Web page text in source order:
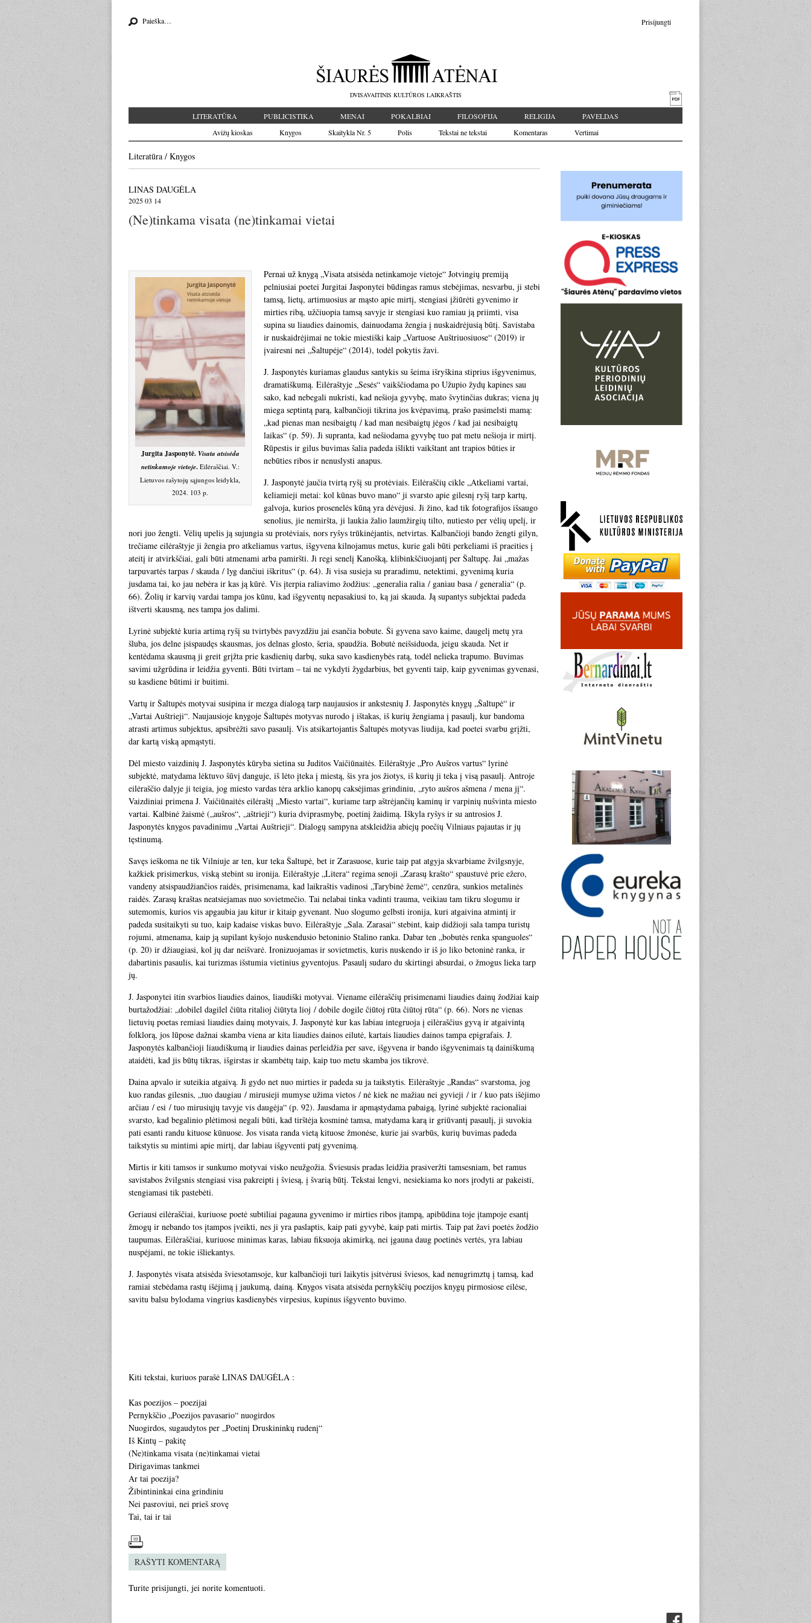
Prisijungti
Search for:
DVISAVAITINIS KULTŪROS LAIKRAŠTIS
LITERATŪRA PUBLICISTIKA MENAI POKALBIAI FILOSOFIJA RELIGIJA
PAVELDAS
Avižų kioskas
Knygos Skaitykla Nr. 5 Polis Tekstai ne tekstai Komentaras Vertimai
Literatūra / Knygos
LINAS DAUGĖLA
2025 03 14
(Ne)tinkama visata (ne)tinkamai vietai
Jurgita Jasponytė.Visata atsisėda
netinkamoje vietoje.Eilėraščiai. V.:
Lietuvos rašytojų sąjungos leidykla,
2024. 103 p.
Pernai už knygą „Visata atsisėda netinkamoje vietoje“ Jotvingių premiją
pelniusiai poetei Jurgitai Jasponytei būdingas ramus stebėjimas, nesvarbu, ji stebi
tamsą, lietų, artimuosius ar mąsto apie mirtį, stengiasi įžiūrėti gyvenimo ir
mirties ribą, užčiuopia tamsą savyje ir stengiasi kuo ramiau ją priimti, visa
supina su liaudies dainomis, dainuodama žengia į nuskaidrėjusią būtį. Savistaba
ir nuskaidrėjimai ne tokie miestiški kaip „Vartuose Auštriuosiuose“ (2019) ir
įvairesni nei „Šaltupėje“ (2014), todėl pokytis žavi.
J. Jasponytės kuriamas glaudus santykis su šeima išryškina stiprius išgyvenimus,
dramatiškumą. Eilėraštyje „Sesės“ vaikščiodama po Užupio žydų kapines sau
sako, kad nebegali nukristi, kad nešioja gyvybę, mato švytinčias dukras; viena jų
miega septintą parą, kalbančioji tikrina jos kvėpavimą, prašo pasimelsti mamą:
„kad pienas man nesibaigtų / kad man nesibaigtų jėgos / kad jai nesibaigtų
laikas“ (p. 59). Ji supranta, kad nešiodama gyvybę tuo pat metu nešioja ir mirtį.
Rūpestis ir gilus buvimas šalia padeda išlikti vaikštant ant trapios būties ir
nebūties ribos ir nenuslysti anapus.
J. Jasponytė jaučia tvirtą ryšį su protėviais. Eilėraščių cikle „Atkeliami vartai,
keliamieji metai: kol kūnas buvo mano“ ji svarsto apie gilesnį ryšį tarp kartų,
galvoja, kurios prosenelės kūną yra dėvėjusi. Ji žino, kad tik fotografijos išsaugo
senolius, jie nemiršta, ji laukia žalio laumžirgių tilto, nutiesto per vėlių upelį, ir
nori juo žengti. Vėlių upelis ją sujungia su protėviais, nors ryšys trūkinėjantis, netvirtas. Kalbančioji bando žengti gilyn,
trečiame eilėraštyje ji žengia pro atkeliamus vartus, išgyvena kilnojamus metus, kurie gali būti perkeliami iš praeities į
ateitį ir atvirkščiai, gali būti atmenami arba pamiršti. Ji regi senelį Kanošką, klibinkščiuojantį per Šaltupę. Jai „mažas
tarpuvartės tarpas / skauda / lyg dančiui iškritus“ (p. 64). Ji visa susieja su praradimu, netektimi, gyvenimą kuria
jusdama tai, ko jau nebėra ir kas ją kūrė. Vis įterpia raliavimo žodžius: „generalia ralia / ganiau basa / generalia“ (p.
66). Žolių ir karvių vardai tampa jos kūnu, kad išgyventų nepasakiusi to, ką jai skauda. Ją supantys subjektai padeda
ištverti skausmą, nes tampa jos dalimi.
Lyrinė subjektė kuria artimą ryšį su tvirtybės pavyzdžiu jai esančia bobute. Ši gyvena savo kaime, daugelį metų yra
šluba, jos delne įsispaudęs skausmas, jos delnas glosto, šeria, spaudžia. Bobutė neišsiduoda, jeigu skauda. Net ir
kentėdama skausmą ji greit grįžta prie kasdienių darbų, suka savo kasdienybės ratą, todėl nelieka trapumo. Buvimas
savimi užgrūdina ir leidžia gyventi. Būti tvirtam – tai ne vykdyti žygdarbius, bet gyventi taip, kaip gyvenimas gyvenasi,
su kasdiene būtimi ir buitimi.
Vartų ir Šaltupės motyvai susipina ir mezga dialogą tarp naujausios ir ankstesnių J. Jasponytės knygų „Šaltupė“ ir
„Vartai Auštrieji“. Naujausioje knygoje Šaltupės motyvas nurodo į ištakas, iš kurių žengiama į pasaulį, kur bandoma
atrasti artimus subjektus, apsibrėžti savo pasaulį. Vis atsikartojantis Šaltupės motyvas liudija, kad poetei svarbu grįžti,
dar kartą viską apmąstyti.
Dėl miesto vaizdinių J. Jasponytės kūryba sietina su Juditos Vaičiūnaitės. Eilėraštyje „Pro Aušros vartus“ lyrinė
subjektė, matydama lėktuvo šūvį danguje, iš lėto įteka į miestą, šis yra jos žiotys, iš kurių ji teka į visą pasaulį. Antroje
eilėraščio dalyje ji teigia, jog miesto vardas tėra arklio kanopų caksėjimas grindiniu, „ryto aušros ašmena / mena jį“.
Vaizdiniai primena J. Vaičiūnaitės eilėraštį „Miesto vartai“, kuriame tarp aštrėjančių kaminų ir varpinių nušvinta miesto
vartai. Kalbinė žaismė („aušros“, „aštrieji“) kuria dviprasmybę, poetinį žaidimą. Iškyla ryšys ir su antrosios J.
Jasponytės knygos pavadinimu „Vartai Auštrieji“. Dialogų sampyna atskleidžia abiejų poečių Vilniaus pajautas ir jų
tęstinumą.
Savęs ieškoma ne tik Vilniuje ar ten, kur teka Šaltupė, bet ir Zarasuose, kurie taip pat atgyja skvarbiame žvilgsnyje,
kažkiek prisimerkus, viską stebint su ironija. Eilėraštyje „Litera“ regima senoji „Zarasų krašto“ spaustuvė prie ežero,
vandeny atsispaudžiančios raidės, prisimenama, kad laikraštis vadinosi „Tarybinė žemė“, cenzūra, sunkios metalinės
raidės. Zarasų kraštas neatsiejamas nuo sovietmečio. Tai nelabai tinka vadinti trauma, veikiau tam tikru slogumu ir
sutemomis, kurios vis apgaubia jau kitur ir kitaip gyvenant. Nuo slogumo gelbsti ironija, kuri atgaivina atmintį ir
padeda susitaikyti su tuo, kaip kadaise viskas buvo. Eilėraštyje „Sala. Zarasai“ stebint, kaip didžioji sala tampa turistų
rojumi, atmenama, kaip ją supilant kyšojo nuskendusio betoninio Stalino ranka. Dabar ten „bobutės renka spanguoles“
(p. 20) ir džiaugiasi, kol jų dar neišvarė. Ironizuojamas ir sovietmetis, kuris nuskendo ir iš jo liko betoninė ranka, ir
dabartinis pasaulis, kai turizmas išstumia vietinius gyventojus. Pasaulį sudaro du skirtingi absurdai, o žmogus lieka tarp
jų.
J. Jasponytei itin svarbios liaudies dainos, liaudiški motyvai. Viename eilėraščių prisimenami liaudies dainų žodžiai kaip
burtažodžiai: „dobilel dagilel čiūta ritalioj čiūtyta lioj / dobile dogile čiūtoj rūta čiūtoj rūta“ (p. 66). Nors ne vienas
lietuvių poetas remiasi liaudies dainų motyvais, J. Jasponytė kur kas labiau integruoja į eilėraščius gyvą ir atgaivintą
folklorą, jos lūpose dažnai skamba viena ar kita liaudies dainos eilutė, kartais liaudies dainos tampa epigrafais. J.
Jasponytės kalbančioji liaudiškumą ir liaudies dainas perleidžia per save, išgyvena ir bando išgyvenimais tą dainiškumą
ataidėti, kad jis būtų tikras, išgirstas ir skambėtų taip, kaip tuo metu skamba jos tikrovė.
Daina apvalo ir suteikia atgaivą. Ji gydo net nuo mirties ir padeda su ja taikstytis. Eilėraštyje „Randas“ svarstoma, jog
kuo randas gilesnis, „tuo daugiau / mirusieji mumyse užima vietos / nė kiek ne mažiau nei gyvieji / ir / kuo pats išėjimo
arčiau / esi / tuo mirusiųjų tavyje vis daugėja“ (p. 92). Jausdama ir apmąstydama pabaigą, lyrinė subjektė racionaliai
svarsto, kad begalinio plėtimosi negali būti, kad tirštėja kosminė tamsa, matydama karą ir griūvantį pasaulį, ji suvokia
pati esanti randu kituose kūnuose. Jos visata randa vietą kituose žmonėse, kurie jai svarbūs, kurių buvimas padeda
taikstytis su mintimi apie mirtį, dar labiau išgyventi patį gyvenimą.
Mirtis ir kiti tamsos ir sunkumo motyvai visko neužgožia. Šviesusis pradas leidžia prasiveržti tamsesniam, bet ramus
savistabos žvilgsnis stengiasi visa pakreipti į šviesą, į švarią būtį. Tekstai lengvi, nesiekiama ko nors įrodyti ar pakeisti,
stengiamasi tik pastebėti.
Geriausi eilėraščiai, kuriuose poetė subtiliai pagauna gyvenimo ir mirties ribos įtampą, apibūdina toje įtampoje esantį
žmogų ir nebando tos įtampos įveikti, nes ji yra paslaptis, kaip pati gyvybė, kaip pati mirtis. Taip pat žavi poetės žodžio
taupumas. Eilėraščiai, kuriuose minimas karas, labiau fiksuoja akimirką, nei įgauna daug poetinės vertės, yra labiau
nuspėjami, ne tokie išliekantys.
J. Jasponytės visata atsisėda šviesotamsoje, kur kalbančioji turi laikytis įsitvėrusi šviesos, kad nenugrimztų į tamsą, kad
ramiai stebėdama rastų išėjimą į jaukumą, dainą. Knygos visata atsisėda pernykščių poezijos knygų pirmosiose eilėse,
savitu balsu bylodama vingrius kasdienybės virpesius, kupinus išgyvento buvimo.
Kiti tekstai, kuriuos parašė LINAS DAUGĖLA :
Kas poezijos – poezijai
Pernykščio „Poezijos pavasario“ nuogirdos
Nuogirdos, sugaudytos per „Poetinį Druskininkų rudenį“
Iš Kintų – pakitę
(Ne)tinkama visata (ne)tinkamai vietai
Dirigavimas tankmei
Ar tai poezija?
Žibintininkai eina grindiniu
Nei pasroviui, nei prieš srovę
Tai, tai ir tai
RAŠYTI KOMENTARĄ
Turite prisijungti, jei norite komentuoti.